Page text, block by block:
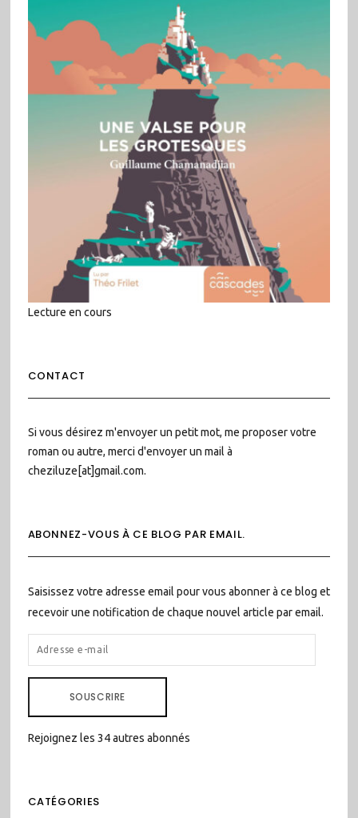
Lecture en cours
CONTACT
Si vous désirez m'envoyer un petit mot, me proposer votre
roman ou autre, merci d'envoyer un mail à
cheziluze[at]gmail.com.
ABONNEZ-VOUS À CE BLOG PAR EMAIL.
Saisissez votre adresse email pour vous abonner à ce blog et
recevoir une notification de chaque nouvel article par email.
ADRESSE
E-
SOUSCRIRE
Rejoignez les 34 autres abonnés
CATÉGORIES